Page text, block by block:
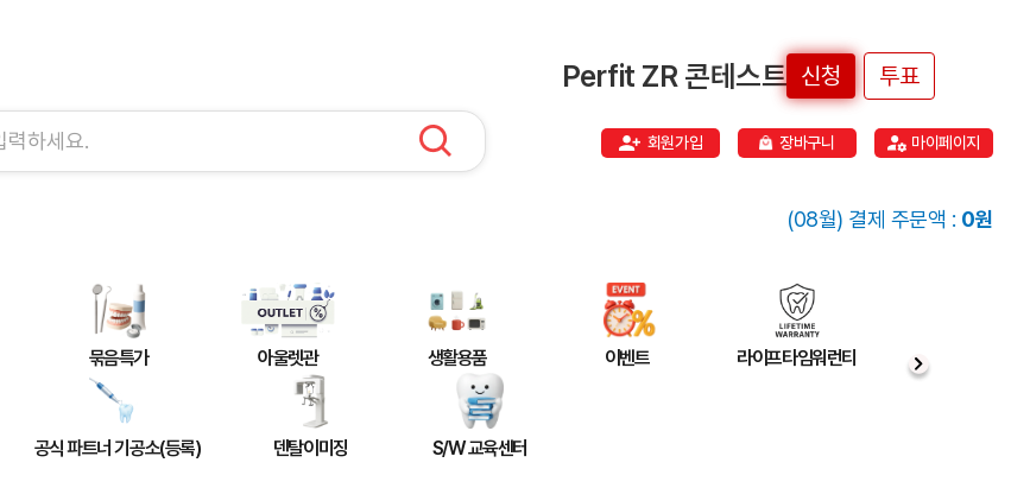
Perfit ZR 콘테스트 신청 투표
회원가입 장바구니 마이페이지
(08월) 결제 주문액 : 0원
묶음특가 아울렛관 생활용품 이벤트 라이프타임워런티
공식 파트너 기공소(등록) 덴탈이미징 S/W 교육센터